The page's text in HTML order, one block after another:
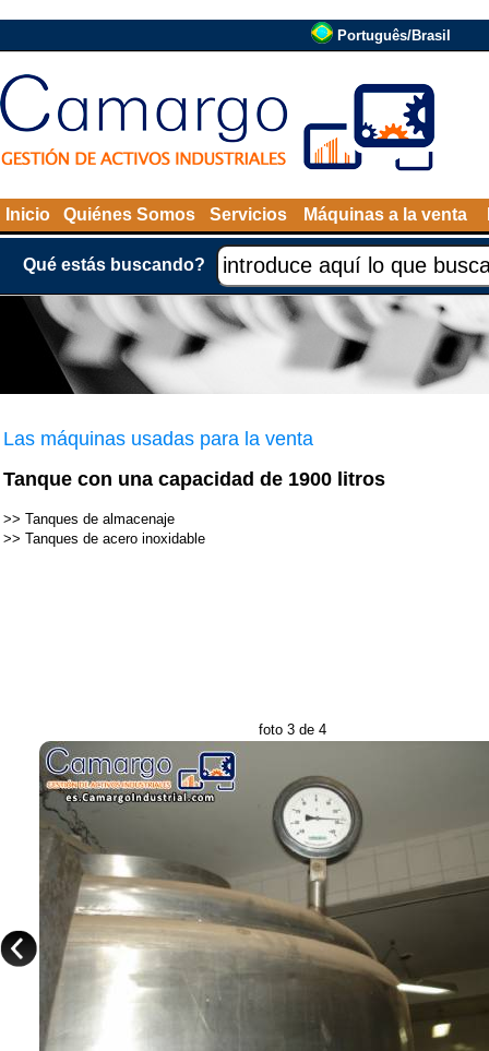
Português/Brasil
Inicio Quiénes Somos Servicios Máquinas a la venta
Qué estás buscando?
Las máquinas usadas para la venta
Tanque con una capacidad de 1900 litros
>> Tanques de almacenaje
>> Tanques de acero inoxidable
foto 3 de 4